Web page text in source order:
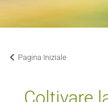
Pagina Iniziale
Coltivare